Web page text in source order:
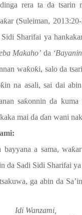
rera ta da tsarin
ƙar (Suleiman,
Sidi Sharifai ya
Makaho’ da
waƙoƙi, salo da
ƙin na asali, sai dai
saƙonnin da kuma
mai da ɗan wani
bayyana a sama, waƙ
da Sadi Sidi Sharifai
ga abin da
Idi Wanzami,